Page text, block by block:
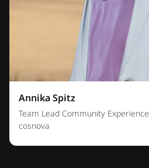
Annika Spitz
Team Lead Community Experience
cosnova